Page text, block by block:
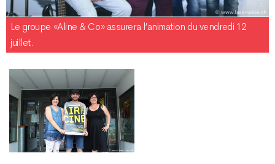
Le groupe «Aline & Co» assurera l’animation du vendredi 12
juillet.